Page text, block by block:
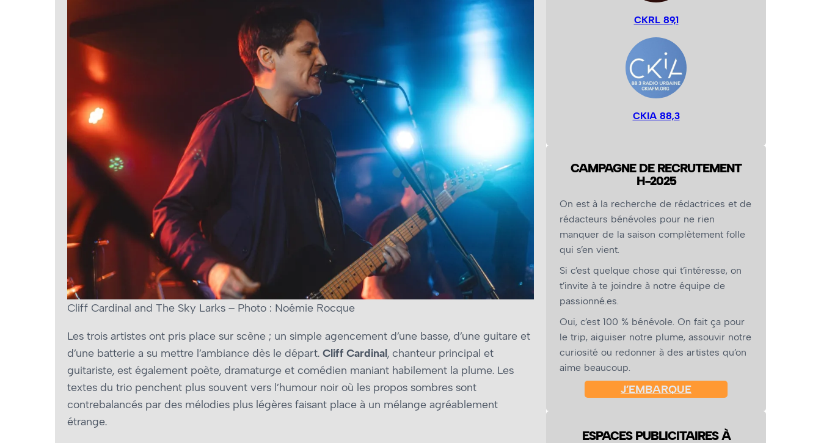
Cliff Cardinal and The Sky Larks – Photo : Noémie Rocque
Les trois artistes ont pris place sur scène ; un simple agencement d’une basse, d’une guitare et
d’une batterie a su mettre l’ambiance dès le départ. Cliff Cardinal, chanteur principal et
guitariste, est également poète, dramaturge et comédien maniant habilement la plume. Les
textes du trio penchent plus souvent vers l’humour noir où les propos sombres sont
contrebalancés par des mélodies plus légères faisant place à un mélange agréablement
étrange.
CKRL 89,1
CKIA 88,3
CAMPAGNE DE RECRUTEMENT
H-2025
On est à la recherche de rédactrices et de
rédacteurs bénévoles pour ne rien
manquer de la saison complètement folle
qui s’en vient.
Si c’est quelque chose qui t’intéresse, on
t’invite à te joindre à notre équipe de
passionné.es.
Oui, c’est 100 % bénévole. On fait ça pour
le trip, aiguiser notre plume, assouvir notre
curiosité ou redonner à des artistes qu’on
aime beaucoup.
J’EMBARQUE
ESPACES PUBLICITAIRES À